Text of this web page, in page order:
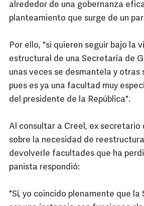
alrededor de una gobernanza
planteamiento que surge de un
Por ello, "si quieren seguir bajo la
estructural de una Secretaría de
unas veces se desmantela y otras
pues es ya una facultad muy
del presidente de la República".
Al consultar a Creel, ex secretario
sobre la necesidad de
devolverle facultades que ha
panista respondió:
"Sí, yo coincido plenamente que la